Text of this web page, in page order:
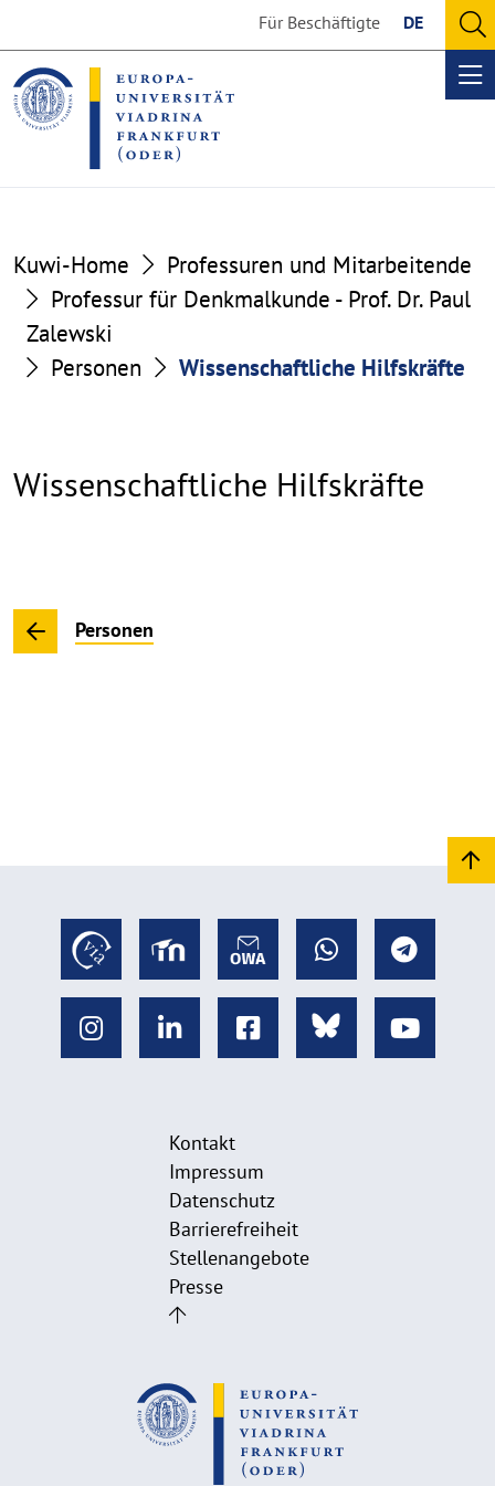
the
content
section
the
footer
section
Für Beschäftigte DE
Kuwi-Home
Professuren und Mitarbeitende
Professur für Denkmalkunde - Prof. Dr. Paul
Zalewski
Personen
Wissenschaftliche Hilfskräfte
Wissenschaftliche Hilfskräfte
Personen
Kontakt
Impressum
Datenschutz
Barrierefreiheit
Stellenangebote
Presse